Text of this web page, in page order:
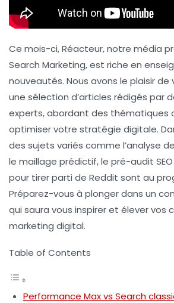
Ce mois-ci, Réacteur, notre média
Search Marketing, est riche en
nouveautés. Nous avons le plaisir
une sélection d’articles rédigés par
experts, abordant des thématiques
optimiser votre stratégie digitale.
des sujets variés comme l’analyse
le maillage prédictif, le pré-audit
pour tirer parti de Reddit sont au
Préparez-vous à plonger dans un
qui saura vous inspirer et élever vos
marketing digital.
Table of Contents
Performance Max vs Search